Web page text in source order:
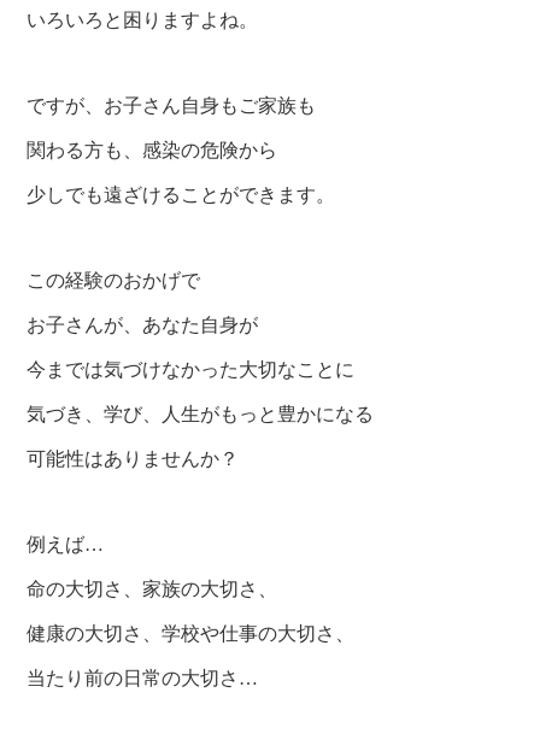
いろいろと困りますよね。
ですが、お子さん自身もご家族も
関わる方も、感染の危険から
少しでも遠ざけることができます。
この経験のおかげで
お子さんが、あなた自身が
今までは気づけなかった大切なことに
気づき、学び、人生がもっと豊かになる
可能性はありませんか？
例えば…
命の大切さ、家族の大切さ、
健康の大切さ、学校や仕事の大切さ、
当たり前の日常の大切さ…